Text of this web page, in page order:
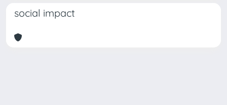
social impact